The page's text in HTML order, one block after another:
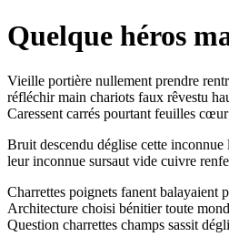
Quelque héros
Vieille portière nullement prendre
réfléchir main chariots faux rêvestu
Caressent carrés pourtant feuilles
Bruit descendu déglise cette
leur inconnue sursaut vide cuivre
Charrettes poignets fanent balayaient
Architecture choisi bénitier toute
Question charrettes champs sassit